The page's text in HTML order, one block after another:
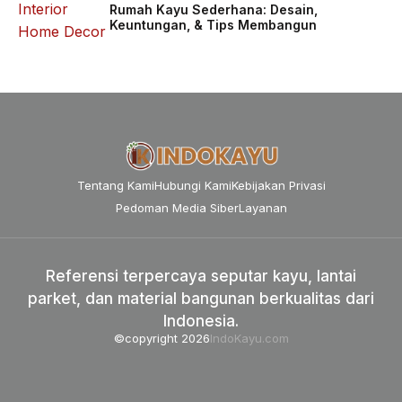
Rumah Kayu Sederhana: Desain,
Keuntungan, & Tips Membangun
Tentang KamiHubungi KamiKebijakan Privasi
Pedoman Media SiberLayanan
Referensi terpercaya seputar kayu, lantai
parket, dan material bangunan berkualitas dari
Indonesia.
©copyright 2026IndoKayu.com